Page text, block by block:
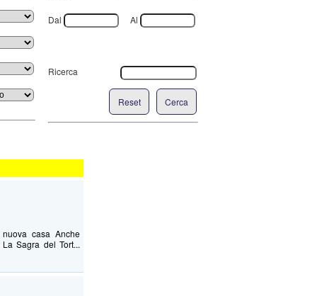
Dal Al
Ricerca
Cerca
Reset
casa Anche
Sagra del Tort...